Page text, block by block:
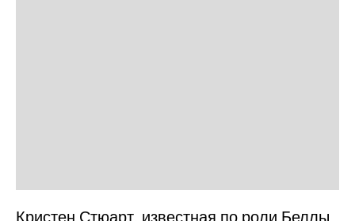
Кристен Стюарт, известная по роли Беллы